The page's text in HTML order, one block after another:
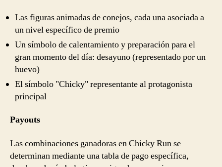
Las figuras animadas de conejos, cada una asociada a
un nivel específico de premio
Un símbolo de calentamiento y preparación para el
gran momento del día: desayuno (representado por un
huevo)
El símbolo "Chicky" representante al protagonista
principal
Payouts
Las combinaciones ganadoras en Chicky Run se
determinan mediante una tabla de pago específica,